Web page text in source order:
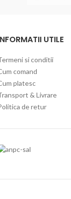
UTILE
si conditii
comand
platesc
& Livrare
de retur